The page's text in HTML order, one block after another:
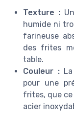
Texture :
humide ni
farineuse
des frites
table.
Couleur :La
pour une
frites, que
acier